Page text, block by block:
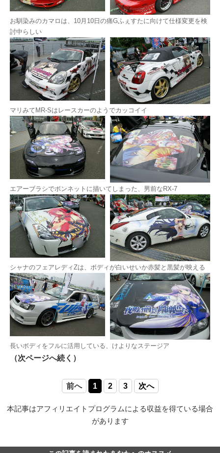
お馴染みのカマロは、10月10日の痛Gふぇすたに向けて仕様変更を検
討中らしい
マリみてMR-Sはレースカーのようでカッコイイ
エアーブラシでボンネットに描いてしまった、男前なRX-7
シャナのフェアレディZは、ボディが白いせいか赤髪と黒髪が映える
長いボディをフルに活用している、けよりなステージア
（次ページへ続く）
前へ 1 2 3 次へ
本記事はアフィリエイトプログラムによる収益を得ている場合
があります